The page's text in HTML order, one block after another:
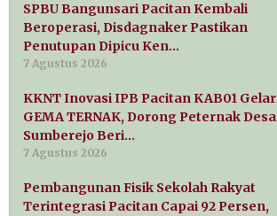
SPBU Bangunsari Pacitan Kembali
Beroperasi, Disdagnaker Pastikan
Penutupan Dipicu Ken…
7 Agustus 2026
KKNT Inovasi IPB Pacitan KAB01 Gelar
GEMA TERNAK, Dorong Peternak Desa
Sumberejo Beri…
7 Agustus 2026
Pembangunan Fisik Sekolah Rakyat
Terintegrasi Pacitan Capai 92 Persen,